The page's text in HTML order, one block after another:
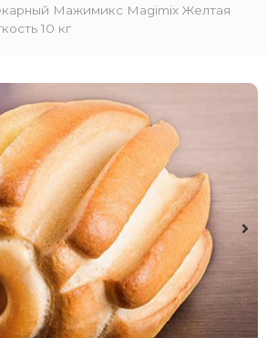
Мажимикс Magimix Желтая
10 кг